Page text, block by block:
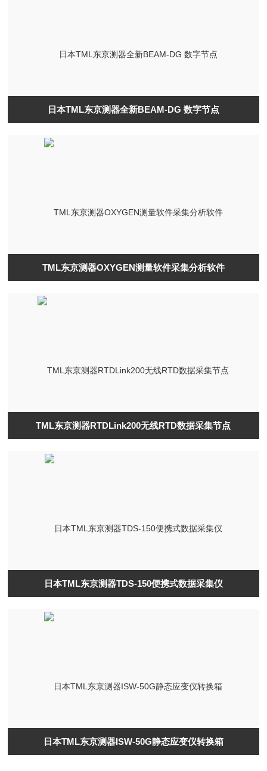
日本TML东京测器全新BEAM-DG 数字节点
TML东京测器OXYGEN测量软件采集分析软件
TML东京测器RTDLink200无线RTD数据采集节点
日本TML东京测器TDS-150便携式数据采集仪
日本TML东京测器ISW-50G静态应变仪转换箱